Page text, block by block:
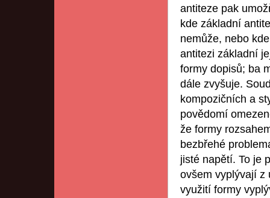
antiteze pak
kde základní
nemůže, nebo
antitezi základní
formy dopisů; ba
dále zvyšuje.
kompozičních a
povědomí
že formy
bezbřehé
jisté napětí. To je
ovšem vyplývají z
využití formy